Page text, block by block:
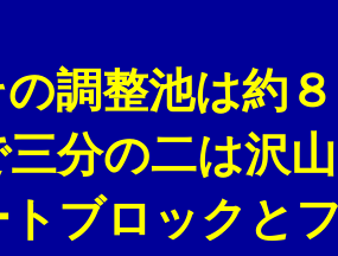
池は約８０
分の二は沢
トブロックと